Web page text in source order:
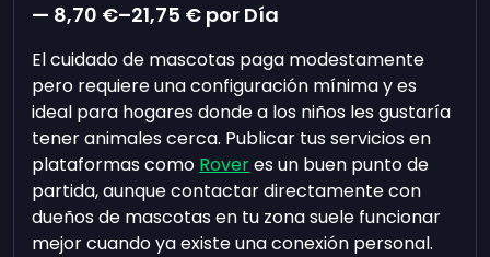
— 8,70 €–21,75 € por Día
El cuidado de mascotas paga modestamente
pero requiere una configuración mínima y es
ideal para hogares donde a los niños les gustaría
tener animales cerca. Publicar tus servicios en
plataformas como Roveres un buen punto de
partida, aunque contactar directamente con
dueños de mascotas en tu zona suele funcionar
mejor cuando ya existe una conexión personal.